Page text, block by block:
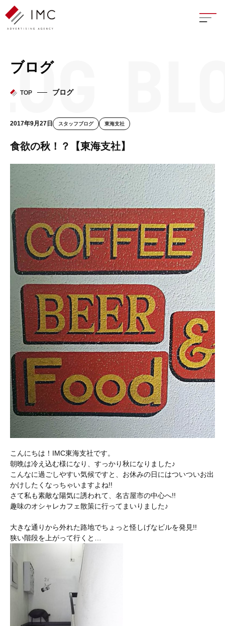
座談
イン
フェ
ブログ
TOP ブログ
2017年9月27日 スタッフブログ 東海支社
食欲の秋！？【東海支社】
こんにちは！IMC東海支社です。
朝晩は冷え込む様になり、すっかり秋になりました♪
こんなに過ごしやすい気候ですと、お休みの日にはついついお出
かけしたくなっちゃいますよね!!
さて私も素敵な陽気に誘われて、名古屋市の中心へ!!
趣味のオシャレカフェ散策に行ってまいりました♪
大きな通りから外れた路地でちょっと怪しげなビルを発見!!
狭い階段を上がって行くと…